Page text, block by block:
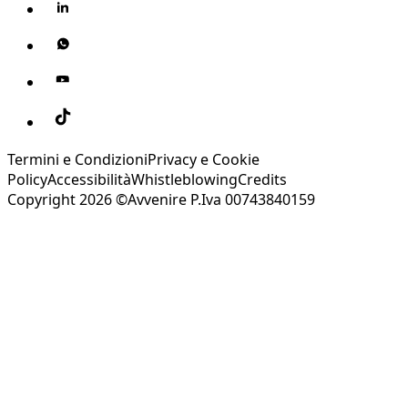
Termini e CondizioniPrivacy e Cookie
PolicyAccessibilitàWhistleblowingCredits
Copyright 2026 ©Avvenire P.Iva 00743840159